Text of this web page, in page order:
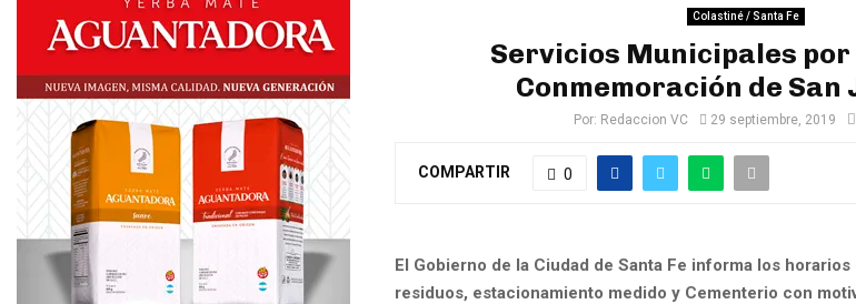
Colastiné / Santa Fe
Servicios Municipales por
Conmemoración de San
Por: Redaccion VC 29 septiembre, 2019
COMPARTIR 0
El Gobierno de la Ciudad de Santa Fe informa los
residuos, estacionamiento medido y Cementerio con